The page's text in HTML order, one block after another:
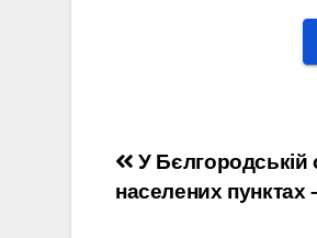
Навігація
записів
У Бєлгородській
населених пунктах